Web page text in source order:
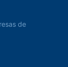
de